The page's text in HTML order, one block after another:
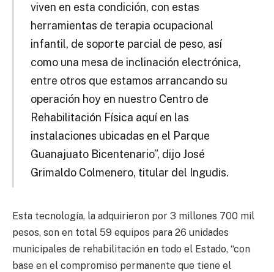
viven en esta condición, con estas
herramientas de terapia ocupacional
infantil, de soporte parcial de peso, así
como una mesa de inclinación electrónica,
entre otros que estamos arrancando su
operación hoy en nuestro Centro de
Rehabilitación Física aquí en las
instalaciones ubicadas en el Parque
Guanajuato Bicentenario”, dijo José
Grimaldo Colmenero, titular del Ingudis.
Esta tecnología, la adquirieron por 3 millones 700 mil
pesos, son en total 59 equipos para 26 unidades
municipales de rehabilitación en todo el Estado, “con
base en el compromiso permanente que tiene el